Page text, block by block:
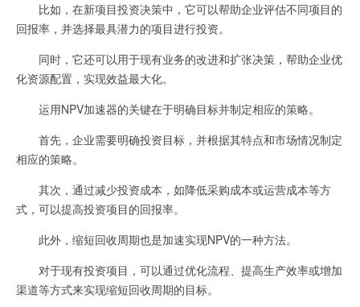
比如，在新项目投资决策中，它可以帮助企业评估不同项目的
回报率，并选择最具潜力的项目进行投资。
同时，它还可以用于现有业务的改进和扩张决策，帮助企业优
化资源配置，实现效益最大化。
运用NPV加速器的关键在于明确目标并制定相应的策略。
首先，企业需要明确投资目标，并根据其特点和市场情况制定
相应的策略。
其次，通过减少投资成本，如降低采购成本或运营成本等方
式，可以提高投资项目的回报率。
此外，缩短回收周期也是加速实现NPV的一种方法。
对于现有投资项目，可以通过优化流程、提高生产效率或增加
渠道等方式来实现缩短回收周期的目标。